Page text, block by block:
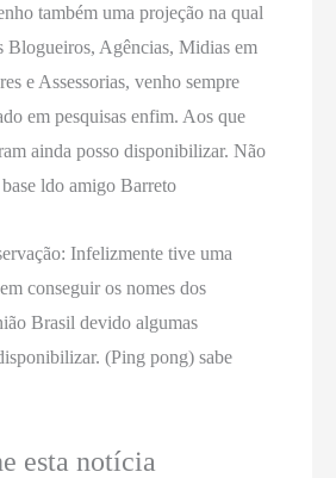
também uma projeção na qual
Blogueiros, Agências, Midias em
e Assessorias, venho sempre
em pesquisas enfim. Aos que
ainda posso disponibilizar. Não
ldo amigo Barreto
Infelizmente tive uma
conseguir os nomes dos
Brasil devido algumas
(Ping pong) sabe
esta notícia